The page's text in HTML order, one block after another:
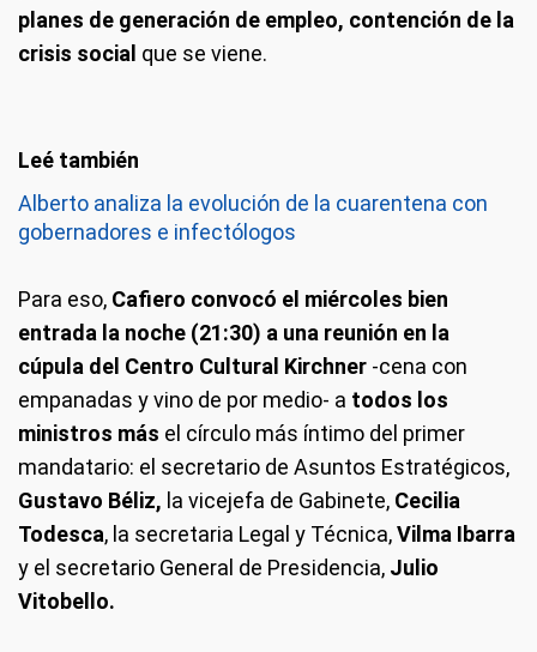
planes de generación de empleo, contención de la
crisis social que se viene.
Alberto analiza la evolución de la cuarentena con
gobernadores e infectólogos
Para eso, Cafiero convocó el miércoles bien
entrada la noche (21:30) a una reunión en la
cúpula del Centro Cultural Kirchner -cena con
empanadas y vino de por medio- a todos los
ministros más el círculo más íntimo del primer
mandatario: el secretario de Asuntos Estratégicos,
Gustavo Béliz, la vicejefa de Gabinete, Cecilia
Todesca, la secretaria Legal y Técnica,Vilma Ibarra
y el secretario General de Presidencia, Julio
Vitobello.